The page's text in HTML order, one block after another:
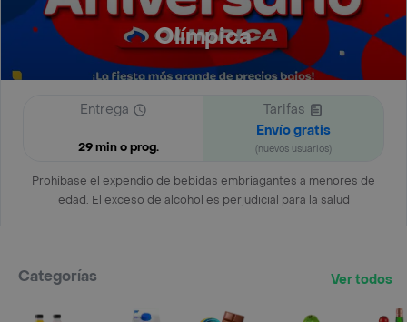
Olímpica
Entrega
29 min o prog.
Tarifas
Envío gratis
(nuevos usuarios)
Prohíbase el expendio de bebidas embriagantes a menores de
edad. El exceso de alcohol es perjudicial para la salud
Categorías Ver todos